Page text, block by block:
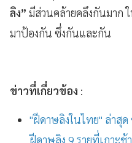
ลิง” มีส่วนคล้ายคลึงกันมาก
มาป้องกัน ซึ่งกันและกัน
ข่าวที่เกี่ยวข้อง :
"ฝีดาษลิงในไทย" ล่าสุ
ฝีดาษลิง 9 รายที่เกาะช้